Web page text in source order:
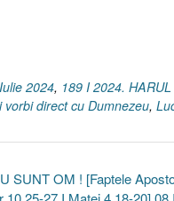
2024, 189 I 2024.
direct cu Dumnezeu,
SUNT OM ! [Faptele